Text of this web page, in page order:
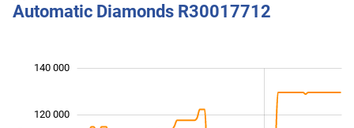
Automatic Diamonds R30017712
120 000
140 000